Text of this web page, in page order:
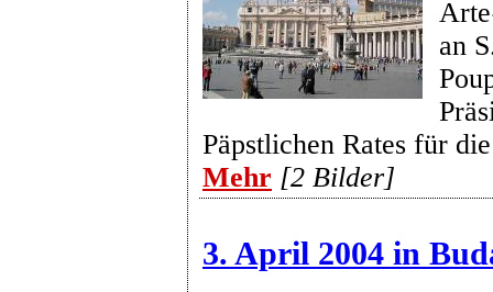
an
Päpstlichen Rates für
Mehr [2 Bilder]
3. April 2004 in